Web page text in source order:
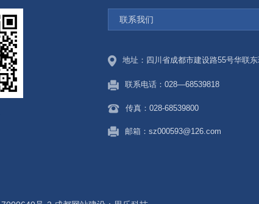
联系我们
地址：四川省成都市建设路55号华联
联系电话：028—68539818
传真：028-68539800
邮箱：sz000593@126.com